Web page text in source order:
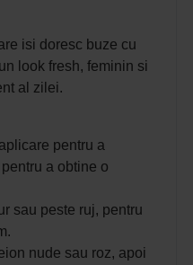
isi doresc buze cu
look fresh, feminin si
al zilei.
pentru a
a obtine o
sau peste ruj, pentru
nude sau roz, apoi